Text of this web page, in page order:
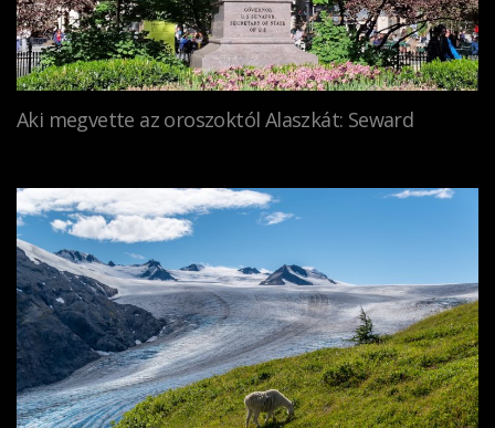
Aki megvette az oroszoktól Alaszkát: Seward